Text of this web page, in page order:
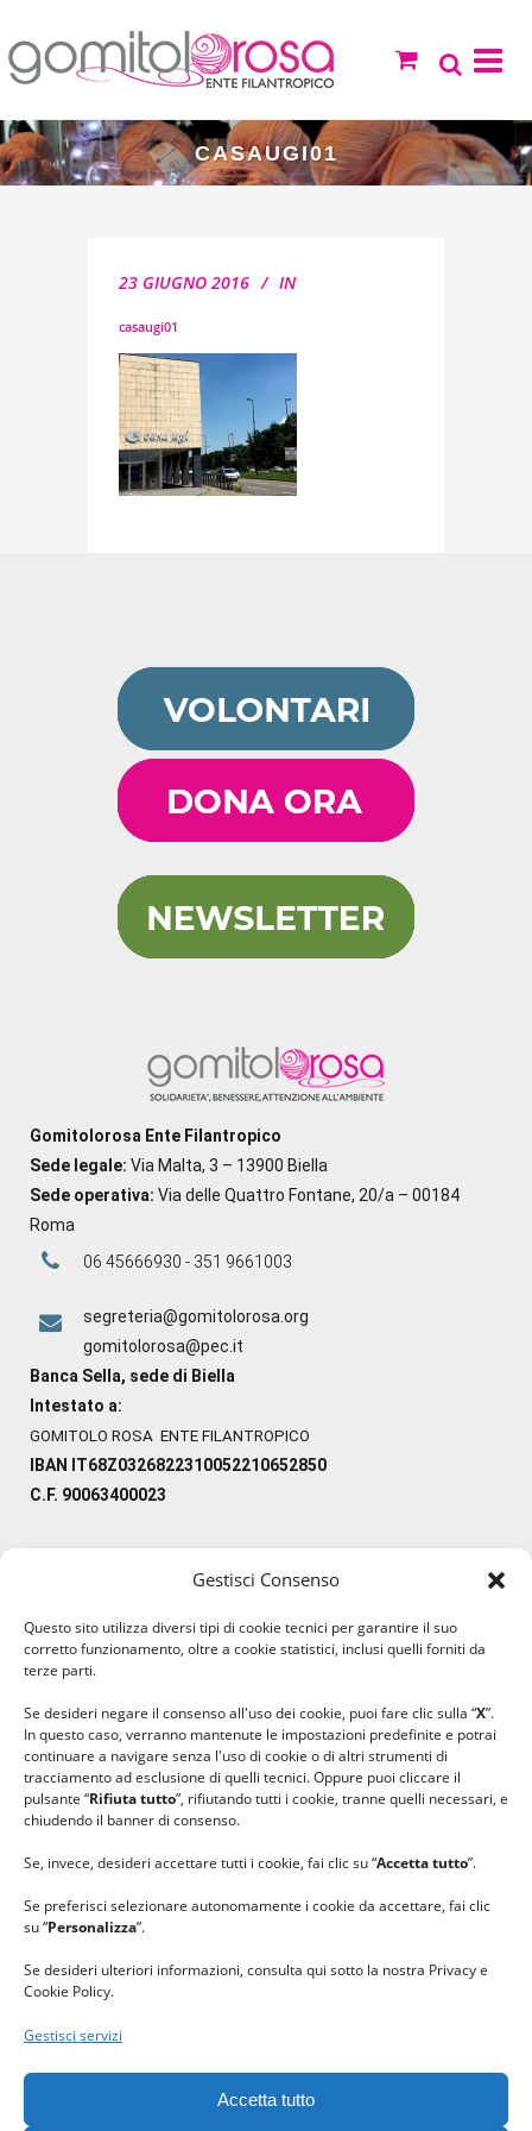
Gestisci Consenso
Questo sito utilizza diversi tipi di cookie tecnici per garantire il suo
corretto funzionamento, oltre a cookie statistici, inclusi quelli forniti da
terze parti.
Se desideri negare il consenso all'uso dei cookie, puoi fare clic sulla “X”.
In questo caso, verranno mantenute le impostazioni predefinite e potrai
continuare a navigare senza l'uso di cookie o di altri strumenti di
tracciamento ad esclusione di quelli tecnici. Oppure puoi cliccare il
pulsante “Rifiuta tutto”, rifiutando tutti i cookie, tranne quelli necessari, e
chiudendo il banner di consenso.
Se, invece, desideri accettare tutti i cookie, fai clic su “Accetta tutto”.
Se preferisci selezionare autonomamente i cookie da accettare, fai clic
su “Personalizza”.
Se desideri ulteriori informazioni, consulta qui sotto la nostra Privacy e
Cookie Policy.
Gestisci servizi
Accetta tutto
CASAUGI01
23 GIUGNO 2016 IN
casaugi01
Gomitolorosa Ente Filantropico
Sede legale: Via Malta, 3 – 13900 Biella
Sede operativa: Via delle Quattro Fontane, 20/a – 00184
Roma
06 45666930 - 351 9661003
segreteria@gomitolorosa.org
gomitolorosa@pec.it
Banca Sella, sede di Biella
Intestato a:
GOMITOLO ROSA ENTE FILANTROPICO
IBAN IT68Z0326822310052210652850
C.F. 90063400023
#lanaterapia
#ilcaloredellempatia